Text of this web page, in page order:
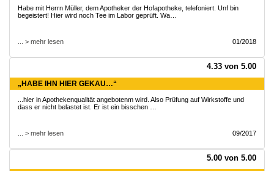
Habe mit Herrn Müller, dem Apotheker der Hofapotheke, telefoniert. Unf bin
begeistert! Hier wird noch Tee im Labor geprüft. Wa…
... > mehr lesen 01/2018
4.33 von 5.00
„HABE IHN HIER GEKAU…“
...hier in Apothekenqualität angebotenm wird. Also Prüfung auf Wirkstoffe und
dass er nicht belastet ist. Er ist ein bisschen …
... > mehr lesen 09/2017
5.00 von 5.00